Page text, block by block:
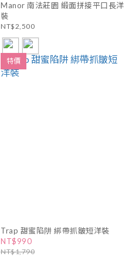
Manor 南法莊園 緞面拼接平口長洋
裝
NT$2,500
特價
Trap 甜蜜陷阱 綁帶抓皺短洋裝
NT$990
NT$1,790